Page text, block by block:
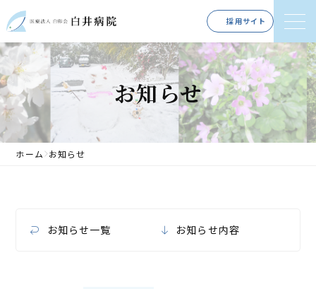
採用サイト
お知らせ
ホーム お知らせ
お知らせ一覧 お知らせ内容